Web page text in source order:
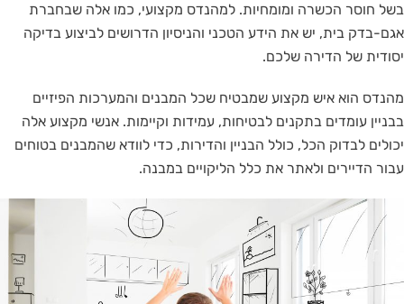
בשל חוסר הכשרה ומומחיות. למהנדס מקצועי, כמו אלה שבחברת
אגם-בדק בית, יש את הידע הטכני והניסיון הדרושים לביצוע בדיקה
יסודית של הדירה שלכם.
מהנדס הוא איש מקצוע שמבטיח שכל המבנים והמערכות הפיזיים
בבניין עומדים בתקנים לבטיחות, עמידות וקיימות. אנשי מקצוע אלה
יכולים לבדוק הכל, כולל הבניין והדירות, כדי לוודא שהמבנים בטוחים
עבור הדיירים ולאתר את כלל הליקויים במבנה.